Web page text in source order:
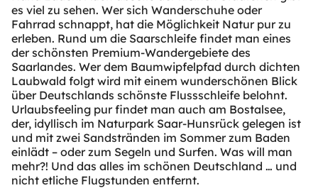
es viel zu sehen. Wer sich Wanderschuhe oder
Fahrrad schnappt, hat die Möglichkeit Natur pur zu
erleben. Rund um die Saarschleife findet man eines
der schönsten Premium-Wandergebiete des
Saarlandes. Wer dem Baumwipfelpfad durch dichten
Laubwald folgt wird mit einem wunderschönen Blick
über Deutschlands schönste Flussschleife belohnt.
Urlaubsfeeling pur findet man auch am Bostalsee,
der, idyllisch im Naturpark Saar-Hunsrück gelegen ist
und mit zwei Sandstränden im Sommer zum Baden
einlädt – oder zum Segeln und Surfen. Was will man
mehr?! Und das alles im schönen Deutschland … und
nicht etliche Flugstunden entfernt.